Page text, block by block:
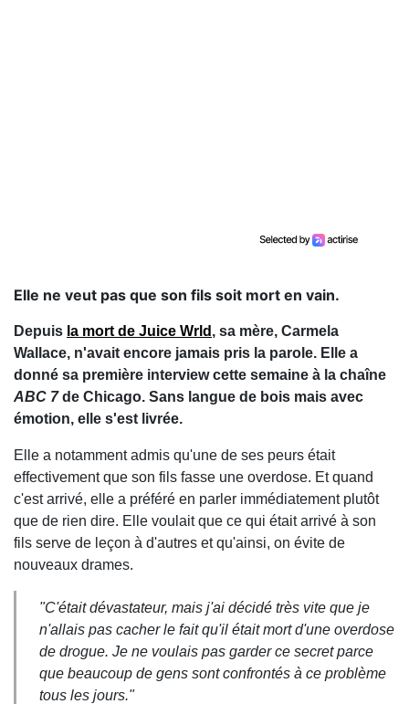
Elle ne veut pas que son fils soit mort en vain.
Depuis la mort de Juice Wrld , sa mère, Carmela
Wallace, n'avait encore jamais pris la parole. Elle a
donné sa première interview cette semaine à la chaîne
ABC 7de Chicago. Sans langue de bois mais avec
émotion, elle s'est livrée.
Elle a notamment admis qu'une de ses peurs était
effectivement que son fils fasse une overdose. Et quand
c'est arrivé, elle a préféré en parler immédiatement plutôt
que de rien dire. Elle voulait que ce qui était arrivé à son
fils serve de leçon à d'autres et qu'ainsi, on évite de
nouveaux drames.
"C'était dévastateur, mais j'ai décidé très vite que je
n'allais pas cacher le fait qu'il était mort d'une overdose
de drogue. Je ne voulais pas garder ce secret parce
que beaucoup de gens sont confrontés à ce problème
tous les jours."